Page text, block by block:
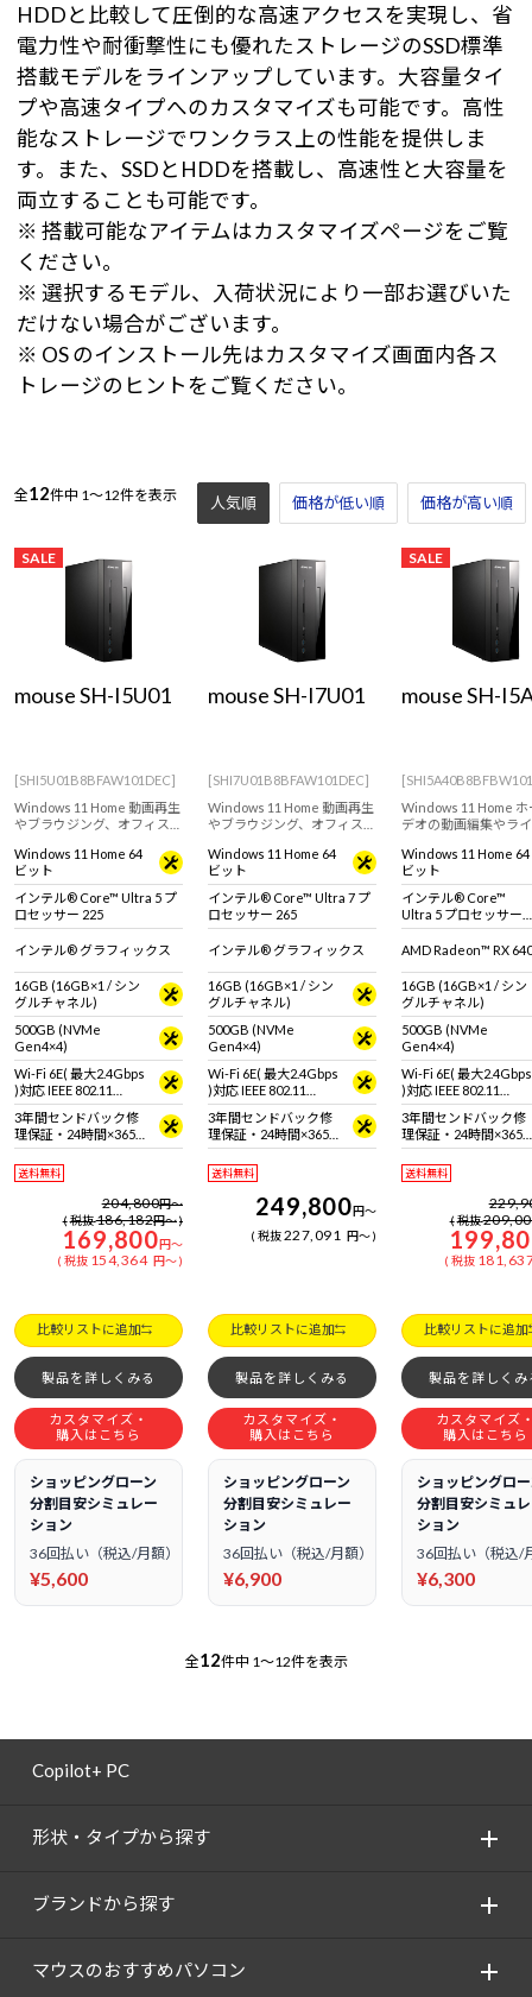
HDDと比較して圧倒的な高速アクセスを実現し、省
電力性や耐衝撃性にも優れたストレージのSSD標準
搭載モデルをラインアップしています。大容量タイ
プや高速タイプへのカスタマイズも可能です。高性
能なストレージでワンクラス上の性能を提供しま
す。また、SSDとHDDを搭載し、高速性と大容量を
両立することも可能です。
※ 搭載可能なアイテムはカスタマイズページをご覧
ください。
※ 選択するモデル、入荷状況により一部お選びいた
だけない場合がございます。
※ OS のインストール先はカスタマイズ画面内各ス
トレージのヒントをご覧ください。
全12件中 1～12件を表示 人気順 価格が低い順 価格が高い順
SALE
mouse SH-I5U01
[SHI5U01B8BFAW101DEC]
Windows 11 Home 動画再生
やブラウジング、オフィスア
リム型デスクトップパソコ
ン！AI処理を効率化、高速化
するNPU搭載。【キーボー
ド・マウス標準付属】
Windows 11 Home 64
ビット
インテル® Core™ Ultra 5 プ
ロセッサー 225
インテル® グラフィックス
16GB (16GB×1 / シン
グルチャネル)
500GB (NVMe
Gen4×4)
Wi-Fi 6E( 最大2.4Gbps
)対応 IEEE 802.11
ax/ac/a/b/g/n準拠 ＋
Bluetooth 5内蔵
3年間センドバック修
理保証・24時間×365
日電話サポート
送料無料
204,800円～
税抜186,182円～
169,800円～
税抜 154,364 円～
比較リストに追加
製品を詳しくみる
カスタマイズ・
購入はこちら
ショッピングローン
分割目安シミュレー
ション
36回払い（税込/月額）
¥5,600
mouse SH-I7U01
[SHI7U01B8BFAW101DEC]
Windows 11 Home 動画再生
やブラウジング、オフィスア
リム型デスクトップパソコ
ン！AI処理を効率化、高速化
するNPU搭載。【キーボー
ド・マウス標準付属】
Windows 11 Home 64
ビット
インテル® Core™ Ultra 7 プ
ロセッサー 265
インテル® グラフィックス
16GB (16GB×1 / シン
グルチャネル)
500GB (NVMe
Gen4×4)
Wi-Fi 6E( 最大2.4Gbps
)対応 IEEE 802.11
ax/ac/a/b/g/n準拠 ＋
Bluetooth 5内蔵
3年間センドバック修
理保証・24時間×365
日電話サポート
送料無料
249,800円～
税抜227,091 円～
比較リストに追加
製品を詳しくみる
カスタマイズ・
購入はこちら
ショッピングローン
分割目安シミュレー
ション
36回払い（税込/月額）
¥6,900
SALE
mouse SH-
Windows 11 Home ホ
デオの動画編集やラ
型デスクトップパソ
処理を効率化、高速
NPU搭載。【キーボ
マウス標準付属】
Windows 11 Home 64
ビット
インテル® Core™
Ultra 5 プロセッサー
225
AMD Radeon™ RX
16GB (16GB×1 / シン
グルチャネル)
500GB (NVMe
Gen4×4)
Wi-Fi 6E( 最大2.4Gbps
)対応 IEEE 802.11
ax/ac/a/b/g/n準拠 ＋
Bluetooth 5内蔵
3年間センドバック修
理保証・24時間×365
日電話サポート
送料無料
税抜
税抜
比較リストに追加
製品を詳しくみ
カスタマイズ
購入はこちら
ショッピングロ
分割目安シミュ
ション
36回払い（税込/
¥6,300
全12件中 1～12件を表示
Copilot+ PC
形状・タイプから探す
ブランドから探す
マウスのおすすめパソコン